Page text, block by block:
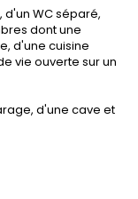
WC séparé,
dont une
d'une cuisine
vie ouverte sur un
d'une cave et